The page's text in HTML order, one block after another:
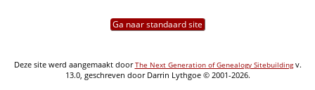
Ga naar standaard site
Deze site werd aangemaakt doorThe Next Generation of Genealogy Sitebuildingv.
13.0, geschreven door Darrin Lythgoe © 2001-2026.